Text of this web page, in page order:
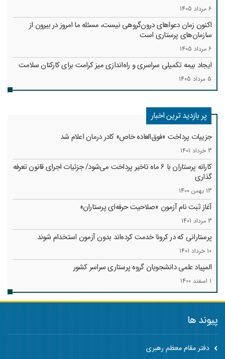
6 مرداد 1405
اکنون زمان دعواهای درون‌گروهی نیست، مسئله ما امروز در بیرون از
سازمان‌های پرستاری است
6 مرداد 1405
ایجاد بیمه تکمیلی سراسری و راه‌اندازی میز کرامت برای کارکنان سلامت
5 مرداد 1405
پر بازدید ترین اخبار
جزییات پرداخت «فوق‌العاده خاص» کادر درمان اعلام شد
3 خرداد 1401
کارانه‌ پرستاران با 6 ماه تاخیر پرداخت می‌شود/ جزئیات اجرای قانون تعرفه
گذاری
13 بهمن 1400
آغاز ثبت نام آزمون «صلاحیت حرفه‌ای پرستاران»
3 مرداد 1401
پرستارانی که در کرونا خدمت کرد‌ه‌اند بدون آزمون استخدام شوند
10 خرداد 1401
المپیاد علمی دانشجویان گروه پرستاری سراسر کشور
1 اسفند 1400
پیوند ها
دفتر مقام معظم رهبری